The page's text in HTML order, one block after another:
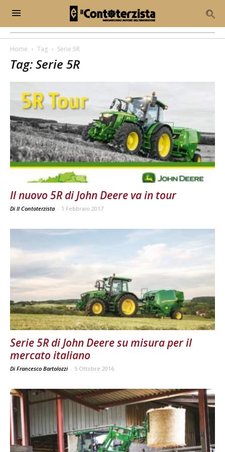
Home Tag Serie 5R
Tag: Serie 5R
Il nuovo 5R di John Deere va in tour
Di Il Contoterzista - 1 Febbraio 2017
Serie 5R di John Deere su misura per il
mercato italiano
Di Francesco Bartolozzi - 5 Ottobre 2016